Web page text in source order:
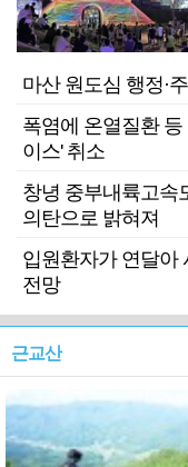
마산 원도심 행정·
폭염에 온열질환
이스' 취소
창녕 중부내륙고
의탄으로 밝혀져
입원환자가 연달아
전망
근교산